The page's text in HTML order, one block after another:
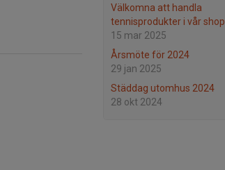
Välkomna att handla
tennisprodukter i vår shop
15 mar 2025
Årsmöte för 2024
29 jan 2025
Städdag utomhus 2024
28 okt 2024